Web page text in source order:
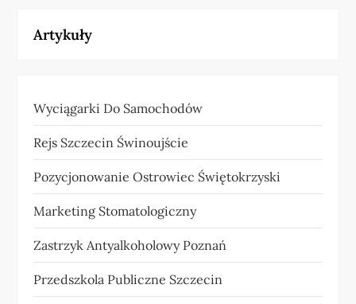
Artykuły
Wyciągarki Do Samochodów
Rejs Szczecin Świnoujście
Pozycjonowanie Ostrowiec Świętokrzyski
Marketing Stomatologiczny
Zastrzyk Antyalkoholowy Poznań
Przedszkola Publiczne Szczecin